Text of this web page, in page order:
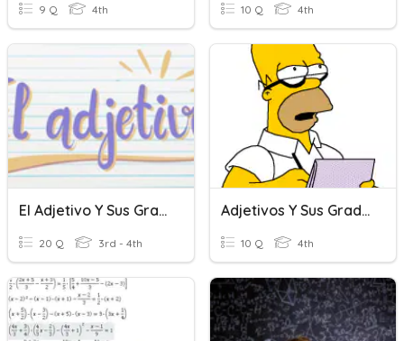
9 Q 4th 10 Q 4th
El Adjetivo Y Sus Grados
20 Q 3rd - 4th
Adjetivos Y Sus Grados
10 Q 4th